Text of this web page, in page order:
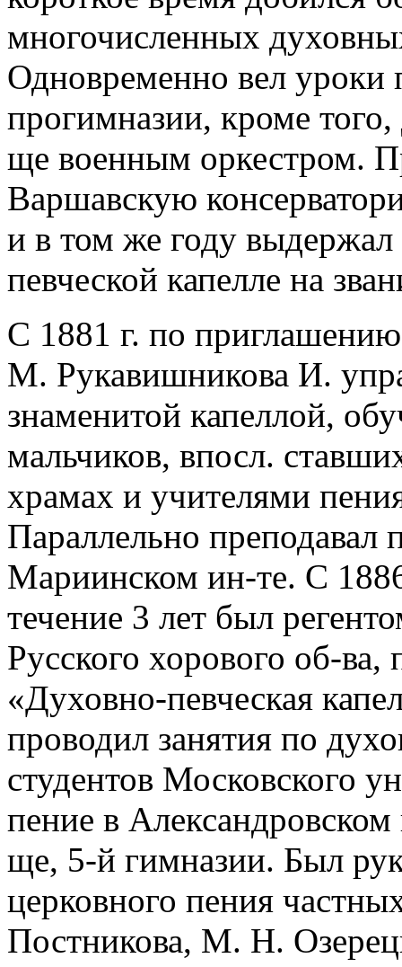
многочисленных
Одновременно вел
прогимназии, кроме
ще военным оркестром.
Варшавскую
и в том же году
певческой капелле на
С 1881 г. по
М. Рукавишникова И.
знаменитой капеллой,
мальчиков, впосл.
храмах и учителями
Параллельно преподавал
Мариинском ин-те. С
течение 3 лет был
Русского хорового об-
«Духовно-певческая
проводил занятия по
студентов Московского
пение в
ще, 5-й гимназии. Был
церковного пения
Постникова, М. Н.